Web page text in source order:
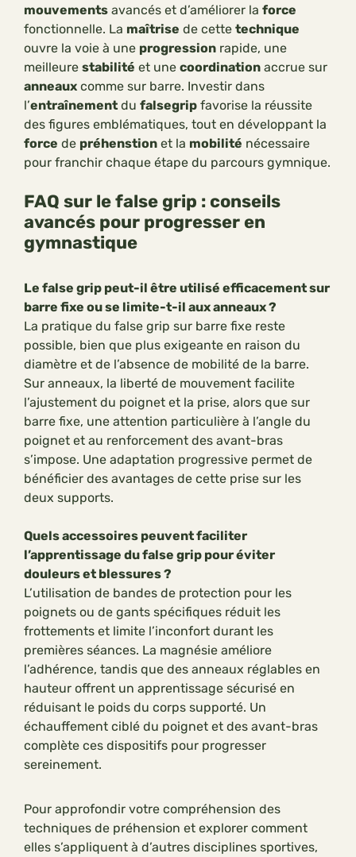
mouvements avancés et d’améliorer la force
fonctionnelle. La maîtrise de cette technique
ouvre la voie à une progression rapide, une
meilleure stabilité et une coordination accrue sur
anneaux comme sur barre. Investir dans
l’entraînement du falsegrip favorise la réussite
des figures emblématiques, tout en développant la
force de préhenstion et la mobilité nécessaire
pour franchir chaque étape du parcours gymnique.
FAQ sur le false grip : conseils
avancés pour progresser en
gymnastique
Le false grip peut-il être utilisé efficacement sur
barre fixe ou se limite-t-il aux anneaux ?
La pratique du false grip sur barre fixe reste
possible, bien que plus exigeante en raison du
diamètre et de l’absence de mobilité de la barre.
Sur anneaux, la liberté de mouvement facilite
l’ajustement du poignet et la prise, alors que sur
barre fixe, une attention particulière à l’angle du
poignet et au renforcement des avant-bras
s’impose. Une adaptation progressive permet de
bénéficier des avantages de cette prise sur les
deux supports.
Quels accessoires peuvent faciliter
l’apprentissage du false grip pour éviter
douleurs et blessures ?
L’utilisation de bandes de protection pour les
poignets ou de gants spécifiques réduit les
frottements et limite l’inconfort durant les
premières séances. La magnésie améliore
l’adhérence, tandis que des anneaux réglables en
hauteur offrent un apprentissage sécurisé en
réduisant le poids du corps supporté. Un
échauffement ciblé du poignet et des avant-bras
complète ces dispositifs pour progresser
sereinement.
Pour approfondir votre compréhension des
techniques de préhension et explorer comment
elles s’appliquent à d’autres disciplines sportives,